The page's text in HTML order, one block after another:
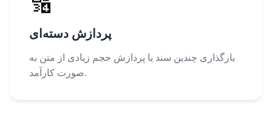
پردازش دسته‌ای
بارگذاری چندین سند یا پردازش حجم زیادی از متن به
صورت کارآمد.